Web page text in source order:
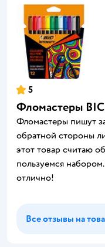
5
Фломастеры BIC
Фломастеры пишут
обратной стороны
этот товар считаю
пользуемся
отлично!
Все отзывы на